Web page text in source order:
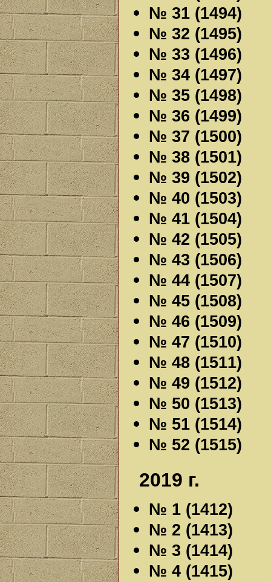
№ 31 (1494)
№ 32 (1495)
№ 33 (1496)
№ 34 (1497)
№ 35 (1498)
№ 36 (1499)
№ 37 (1500)
№ 38 (1501)
№ 39 (1502)
№ 40 (1503)
№ 41 (1504)
№ 42 (1505)
№ 43 (1506)
№ 44 (1507)
№ 45 (1508)
№ 46 (1509)
№ 47 (1510)
№ 48 (1511)
№ 49 (1512)
№ 50 (1513)
№ 51 (1514)
№ 52 (1515)
2019 г.
№ 1 (1412)
№ 2 (1413)
№ 3 (1414)
№ 4 (1415)